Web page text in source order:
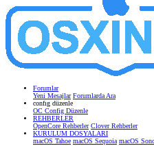
Forumlar
Yeni Mesajlar Forumlarda Ara
confıg düzenle
OC Config Düzenle
REHBERLER
OpenCore Rehberler Clover Rehberler
KURULUM DOSYALARI
macOS Tahoe macOS Sequoia macOS